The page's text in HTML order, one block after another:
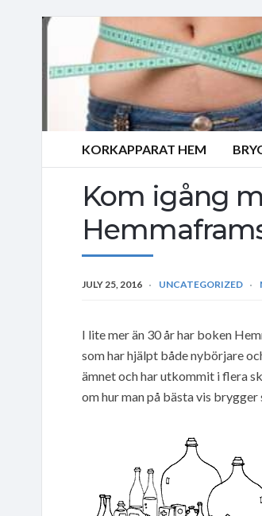
KORKAPPARAT HEM
Kom igång
JULY 25, 2016 UNCATEGORIZED
I lite mer än 30 år har boken
som har hjälpt både nybörjare
ämnet och har utkommit i flera
om hur man på bästa vis